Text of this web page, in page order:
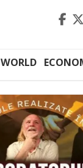
WORLD